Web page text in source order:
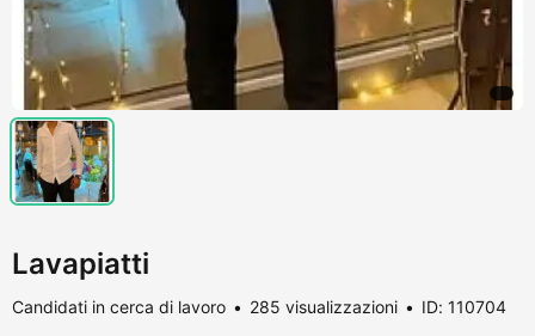
Lavapiatti
Candidati in cerca di lavoro 285 visualizzazioni ID: 110704